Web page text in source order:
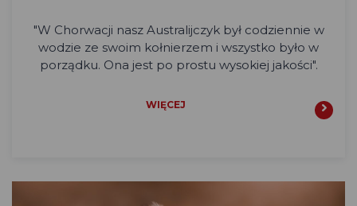
"W Chorwacji nasz Australijczyk był codziennie w
wodzie ze swoim kołnierzem i wszystko było w
porządku. Ona jest po prostu wysokiej jakości".
WIĘCEJ